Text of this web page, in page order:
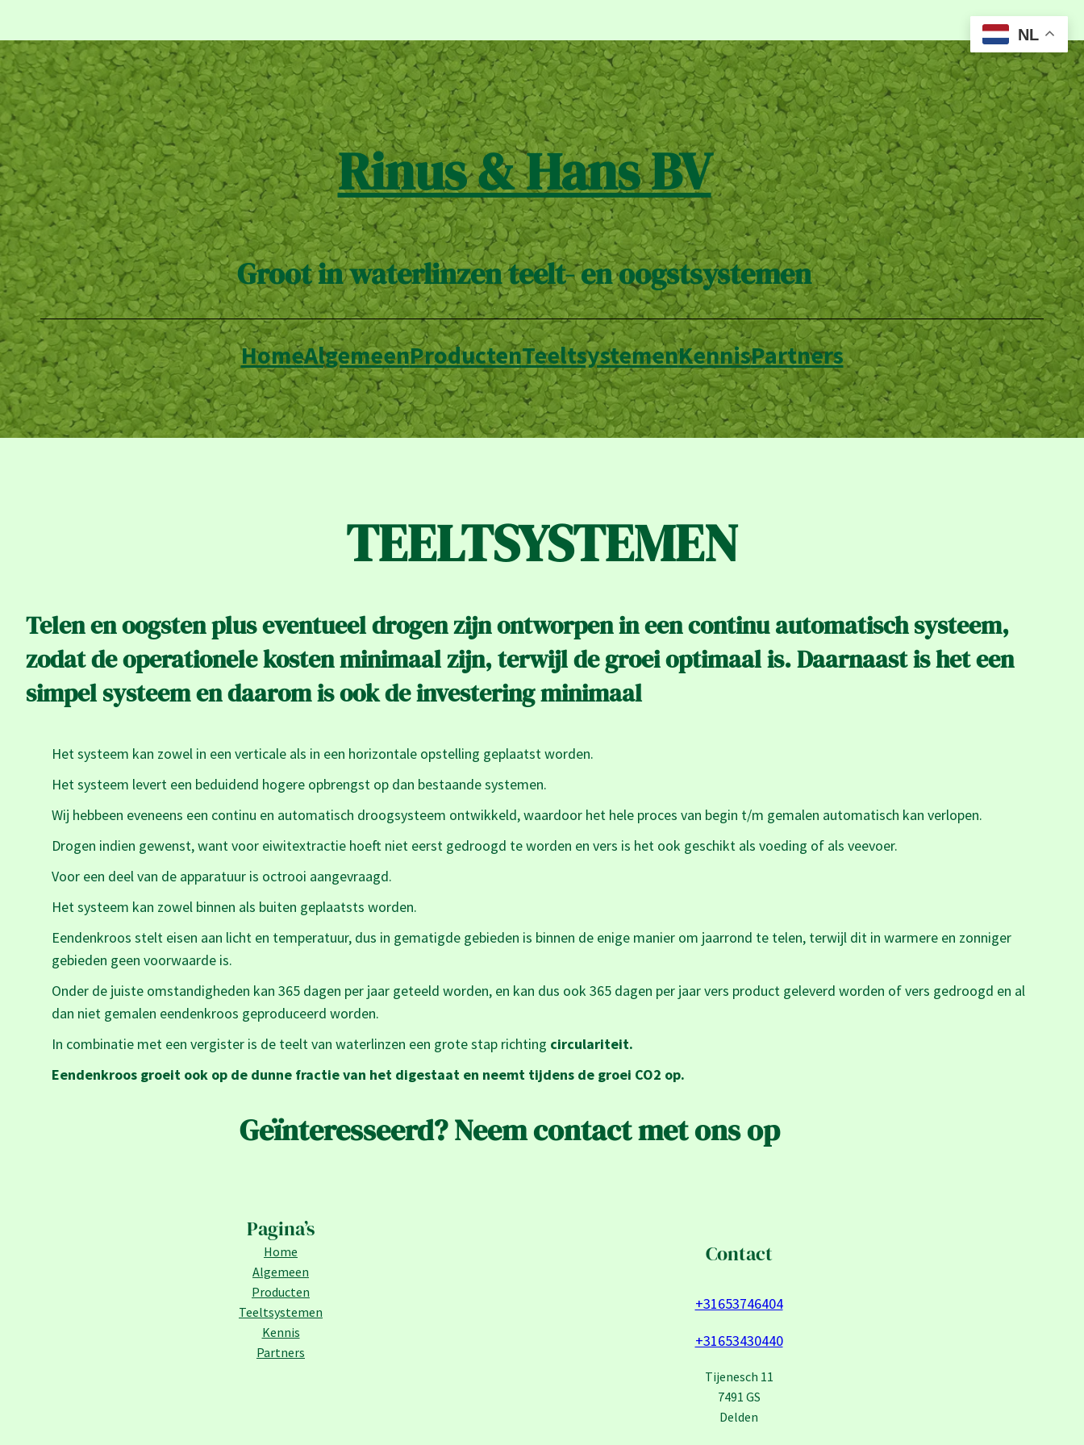
Rinus & Hans BV
Groot in waterlinzen teelt- en oogstsystemen
HomeAlgemeenProductenTeeltsystemenKennisPartners
TEELTSYSTEMEN
Telen en oogsten plus eventueel drogen zijn ontworpen in een continu automatisch systeem,
zodat de operationele kosten minimaal zijn, terwijl de groei optimaal is.Daarnaast is het een
simpel systeem en daarom is ook de investering minimaal
Het systeem kan zowel in een verticale als in een horizontale opstelling geplaatst worden.
Het systeem levert een beduidend hogere opbrengst op dan bestaande systemen.
Wij hebbeen eveneens een continu en automatisch droogsysteem ontwikkeld, waardoor het hele proces van begin t/m gemalen automatisch kan verlopen.
Drogen indien gewenst, want voor eiwitextractie hoeft niet eerst gedroogd te worden en vers is het ook geschikt als voeding of als veevoer.
Voor een deel van de apparatuur is octrooi aangevraagd.
Het systeem kan zowel binnen als buiten geplaatsts worden.
Eendenkroos stelt eisen aan licht en temperatuur, dus in gematigde gebieden is binnen de enige manier om jaarrond te telen, terwijl dit in warmere en zonniger
gebieden geen voorwaarde is.
Onder de juiste omstandigheden kan 365 dagen per jaar geteeld worden, en kan dus ook 365 dagen per jaar vers product geleverd worden of vers gedroogd en al
dan niet gemalen eendenkroos geproduceerd worden.
In combinatie met een vergister is de teelt van waterlinzen een grote stap richting circulariteit.
Eendenkroos groeit ook op de dunne fractie van het digestaat en neemt tijdens de groei CO2 op.
Geïnteresseerd? Neem contact met ons op
Pagina’s
Home
Algemeen
Producten
Teeltsystemen
Kennis
Partners
Contact
+31653746404
+31653430440
Tijenesch 11
7491 GS
Delden
NL